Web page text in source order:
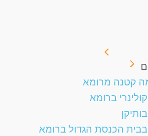
קטנה מרומא
ברומא
בבית הכנסת הגדול ברומא